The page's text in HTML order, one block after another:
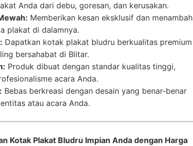
Anda dari debu, goresan, dan kerusakan.
Memberikan kesan eksklusif dan menambah
plakat di dalamnya.
Dapatkan kotak plakat bludru berkualitas premium
bersahabat di Blitar.
Produk dibuat dengan standar kualitas tinggi,
acara Anda.
Bebas berkreasi dengan desain yang benar-benar
atau acara Anda.
Kotak Plakat Bludru Impian Anda dengan Harga